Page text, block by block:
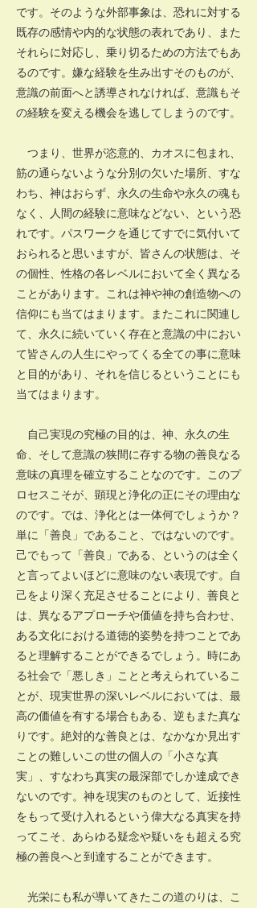
です。そのような外部事象は、恐れに対する
既存の感情や内的な状態の表れであり、また
それらに対応し、乗り切るための方法でもあ
るのです。嫌な経験を生み出すそのものが、
意識の前面へと誘導されなければ、意識もそ
の経験を変える機会を逃してしまうのです。
つまり、世界が恣意的、カオスに包まれ、
筋の通らないような分別の欠いた場所、すな
わち、神はおらず、永久の生命や永久の魂も
なく、人間の経験に意味などない、という恐
れです。パスワークを通じてすでに気付いて
おられると思いますが、皆さんの状態は、そ
の個性、性格の各レベルにおいて全く異なる
ことがあります。これは神や神の創造物への
信仰にも当てはまります。またこれに関連し
て、永久に続いていく存在と意識の中におい
て皆さんの人生にやってくる全ての事に意味
と目的があり、それを信じるということにも
当てはまります。
自己実現の究極の目的は、神、永久の生
命、そして意識の狭間に存する物の善良なる
意味の真理を確立することなのです。このプ
ロセスこそが、顕現と浄化の正にその理由な
のです。では、浄化とは一体何でしょうか？
単に「善良」であること、ではないのです。
己でもって「善良」である、というのは全く
と言ってよいほどに意味のない表現です。自
己をより深く充足させることにより、善良と
は、異なるアプローチや価値を持ち合わせ、
ある文化における道徳的姿勢を持つことであ
ると理解することができるでしょう。時にあ
る社会で「悪しき」ことと考えられているこ
とが、現実世界の深いレベルにおいては、最
高の価値を有する場合もある、逆もまた真な
りです。絶対的な善良とは、なかなか見出す
ことの難しいこの世の個人の「小さな真
実」、すなわち真実の最深部でしか達成でき
ないのです。神を現実のものとして、近接性
をもって受け入れるという偉大なる真実を持
ってこそ、あらゆる疑念や疑いをも超える究
極の善良へと到達することができます。
光栄にも私が導いてきたこの道のりは、こ